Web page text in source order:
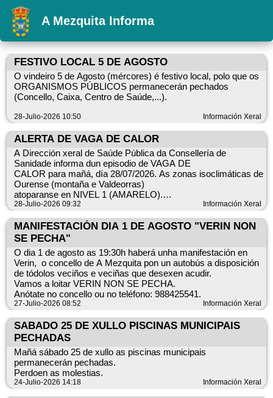
A Mezquita Informa
FESTIVO LOCAL 5 DE AGOSTO
O vindeiro 5 de Agosto (mércores) é festivo local, polo que os
ORGANISMOS PÚBLICOS permanecerán pechados
(Concello, Caixa, Centro de Saúde,...).
28-Julio-2026 10:50 Información Xeral
ALERTA DE VAGA DE CALOR
A Dirección xeral de Saúde Pública da Consellería de
Sanidade informa dun episodio de VAGA DE
CALOR para mañá, día 28/07/2026. As zonas isoclimáticas de
Ourense (montaña e Valdeorras)
atoparanse en NIVEL 1 (AMARELO).
28-Julio-2026 09:32 Información Xeral
MANIFESTACIÓN DIA 1 DE AGOSTO "VERIN NON
SE PECHA"
O dia 1 de agosto as 19:30h haberá unha manifestación en
Verin, o concello de A Mezquita pon un autobús a disposición
de tódolos veciños e veciñas que desexen acudir.
Vamos a loitar VERIN NON SE PECHA.
Anótate no concello ou no teléfono: 988425541.
27-Julio-2026 08:52 Información Xeral
SABADO 25 DE XULLO PISCINAS MUNICIPAIS
PECHADAS
Mañá sábado 25 de xullo as piscinas municipais
permanecerán pechadas.
Perdoen as molestias.
24-Julio-2026 14:18 Información Xeral